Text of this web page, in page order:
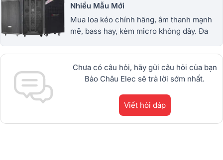
Nhiều Mẫu Mới
Mua loa kéo chính hãng, âm thanh mạnh
mẽ, bass hay, kèm micro không dây. Đa
bảo hành uy tín. 1900.0255
Chưa có câu hỏi, hãy gửi câu hỏi của bạn
Bảo Châu Elec sẽ trả lời sớm nhất.
Viết hỏi đáp